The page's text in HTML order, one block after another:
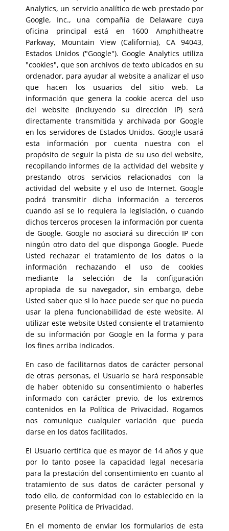
Analytics, un servicio analítico de web prestado por
Google, Inc., una compañía de Delaware cuya
oficina principal está en 1600 Amphitheatre
Parkway, Mountain View (California), CA 94043,
Estados Unidos ("Google"). Google Analytics utiliza
"cookies", que son archivos de texto ubicados en su
ordenador, para ayudar al website a analizar el uso
que hacen los usuarios del sitio web. La
información que genera la cookie acerca del uso
del website (incluyendo su dirección IP) será
directamente transmitida y archivada por Google
en los servidores de Estados Unidos. Google usará
esta información por cuenta nuestra con el
propósito de seguir la pista de su uso del website,
recopilando informes de la actividad del website y
prestando otros servicios relacionados con la
actividad del website y el uso de Internet. Google
podrá transmitir dicha información a terceros
cuando así se lo requiera la legislación, o cuando
dichos terceros procesen la información por cuenta
de Google. Google no asociará su dirección IP con
ningún otro dato del que disponga Google. Puede
Usted rechazar el tratamiento de los datos o la
información rechazando el uso de cookies
mediante la selección de la configuración
apropiada de su navegador, sin embargo, debe
Usted saber que si lo hace puede ser que no pueda
usar la plena funcionabilidad de este website. Al
utilizar este website Usted consiente el tratamiento
de su información por Google en la forma y para
los fines arriba indicados.
En caso de facilitarnos datos de carácter personal
de otras personas, el Usuario se hará responsable
de haber obtenido su consentimiento o haberles
informado con carácter previo, de los extremos
contenidos en la Política de Privacidad. Rogamos
nos comunique cualquier variación que pueda
darse en los datos facilitados.
El Usuario certifica que es mayor de 14 años y que
por lo tanto posee la capacidad legal necesaria
para la prestación del consentimiento en cuanto al
tratamiento de sus datos de carácter personal y
todo ello, de conformidad con lo establecido en la
presente Política de Privacidad.
En el momento de enviar los formularios de esta